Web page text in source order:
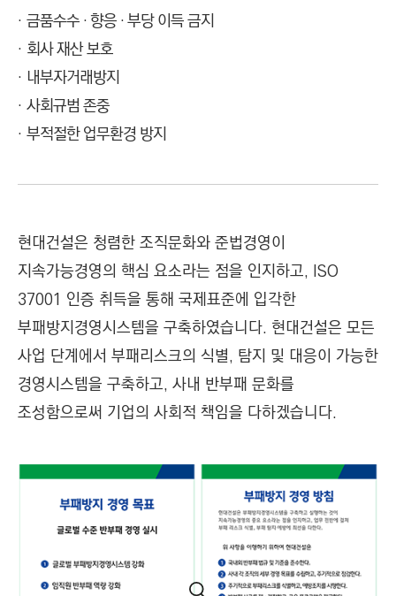
금품수수 · 향응 · 부당 이득 금지
회사 재산 보호
내부자거래방지
사회규범 존중
부적절한 업무환경 방지
현대건설은 청렴한 조직문화와 준법경영이
지속가능경영의 핵심 요소라는 점을 인지하고, ISO
37001 인증 취득을 통해 국제표준에 입각한
부패방지경영시스템을 구축하였습니다. 현대건설은 모든
사업 단계에서 부패리스크의 식별, 탐지 및 대응이 가능한
경영시스템을 구축하고, 사내 반부패 문화를
조성함으로써 기업의 사회적 책임을 다하겠습니다.